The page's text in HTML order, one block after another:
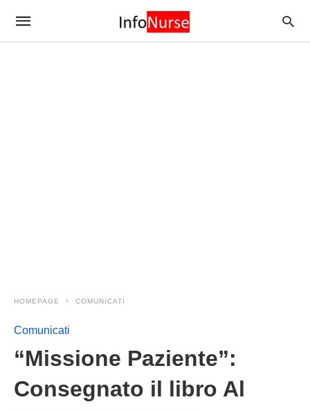
HOMEPAGE COMUNICATI
Comunicati
“Missione Paziente”:
Consegnato il libro Al